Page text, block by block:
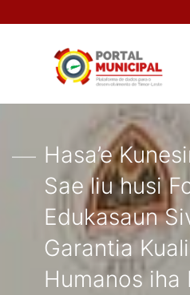
Hasa’e
Sae liu husi
Edukasaun
Garantia
Humanos iha